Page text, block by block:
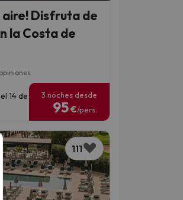
aire! Disfruta de
la Costa de
14 de
3 noches desde
95€/pers.
111